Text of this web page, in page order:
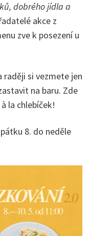
dobrého jídla a
akce z
zve k posezení u
raději si vezmete jen
na baru. Zde
la chlebíček!
8. do neděle